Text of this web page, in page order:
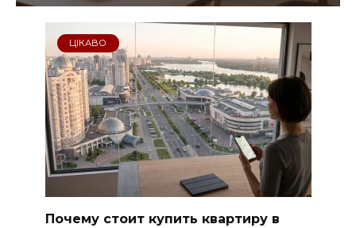
ЦІКАВО
Почему стоит купить квартиру в